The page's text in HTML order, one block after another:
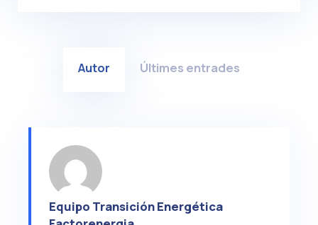
Autor Últimes entrades
Equipo Transición Energética